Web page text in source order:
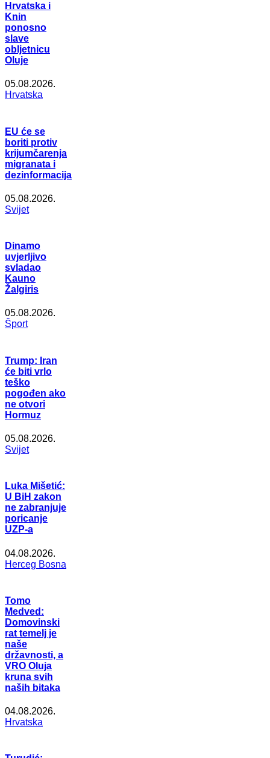
Hrvatska i
Knin
ponosno
slave
obljetnicu
Oluje
05.08.2026.
Hrvatska
EU će se
boriti protiv
krijumčarenja
migranata i
dezinformacija
05.08.2026.
Svijet
Dinamo
uvjerljivo
svladao
Kauno
Žalgiris
05.08.2026.
Šport
Trump: Iran
će biti vrlo
teško
pogođen ako
ne otvori
Hormuz
05.08.2026.
Svijet
Luka Mišetić:
U BiH zakon
ne zabranjuje
poricanje
UZP-a
04.08.2026.
Herceg Bosna
Tomo
Medved:
Domovinski
rat temelj je
naše
državnosti, a
VRO Oluja
kruna svih
naših bitaka
04.08.2026.
Hrvatska